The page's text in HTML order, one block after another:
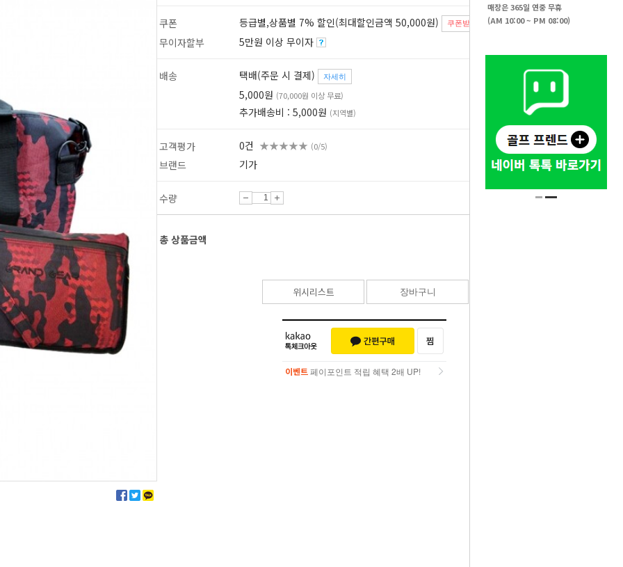
매장은 365일 연중 무휴
(AM 10:00 ~ PM 08:00)
쿠폰 등급별,상품별 7% 할인(최대할인금액 50,000원) 쿠폰받기
무이자할부 5만원 이상 무이자
배송 택배(주문 시 결제) 자세히
5,000원 (70,000원 이상 무료)
추가배송비 : 5,000원 (지역별)
고객평가 0건 ★★★★★ (0/5)
브랜드 기가
수량
총 상품금액
위시리스트 장바구니
이벤트페이포인트 적립 혜택 2배 UP!